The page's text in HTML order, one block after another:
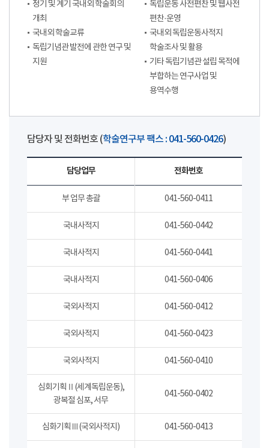
정기 및 계기 국내외 학술회의
개최
국내외 학술교류
독립기념관 발전에 관한 연구 및
지원
독립운동 사전편찬 및 웹사전
편찬·운영
국내외 독립운동사적지
학술조사 및 활용
기타 독립기념관 설립 목적에
부합하는 연구사업 및
용역수행
담당자 및 전화번호 (학술연구부 팩스 : 041-560-0426)
담당업무 전화번호
부 업무 총괄 041-560-0411
국내사적지 041-560-0442
국내사적지 041-560-0441
국내사적지 041-560-0406
국외사적지 041-560-0412
국외사적지 041-560-0423
국외사적지 041-560-0410
심회기획Ⅱ(세계독립운동),
광복절 심포, 서무
041-560-0402
심화기획Ⅲ(국외사적지) 041-560-0413